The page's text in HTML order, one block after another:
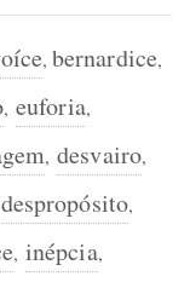
, bernardice,
, euforia,
, desvairo,
despropósito,
, inépcia,